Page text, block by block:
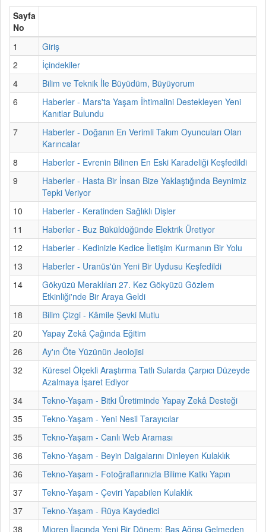
Sayfa
No
1
Giriş
2
İçindekiler
4
Bilim ve Teknik İle Büyüdüm, Büyüyorum
6
Haberler - Mars'ta Yaşam İhtimalini Destekleyen Yeni
Kanıtlar Bulundu
7
Haberler - Doğanın En Verimli Takım Oyuncuları Olan
Karıncalar
8
Haberler - Evrenin Bilinen En Eski Karadeliği Keşfedildi
9
Haberler - Hasta Bir İnsan Bize Yaklaştığında Beynimiz
Tepki Veriyor
10
Haberler - Keratinden Sağlıklı Dişler
11
Haberler - Buz Büküldüğünde Elektrik Üretiyor
12
Haberler - Kedinizle Kedice İletişim Kurmanın Bir Yolu
13
Haberler - Uranüs'ün Yeni Bir Uydusu Keşfedildi
14
Gökyüzü Meraklıları 27. Kez Gökyüzü Gözlem
Etkinliği'nde Bir Araya Geldi
18
Bilim Çizgi - Kâmile Şevki Mutlu
20
Yapay Zekâ Çağında Eğitim
26
Ay'ın Öte Yüzünün Jeolojisi
32
Küresel Ölçekli Araştırma Tatlı Sularda Çarpıcı Düzeyde
Azalmaya İşaret Ediyor
34
Tekno-Yaşam - Bitki Üretiminde Yapay Zekâ Desteği
35
Tekno-Yaşam - Yeni Nesil Tarayıcılar
35
Tekno-Yaşam - Canlı Web Araması
36
Tekno-Yaşam - Beyin Dalgalarını Dinleyen Kulaklık
36
Tekno-Yaşam - Fotoğraflarınızla Bilime Katkı Yapın
37
Tekno-Yaşam - Çeviri Yapabilen Kulaklık
37
Tekno-Yaşam - Rüya Kaydedici
38
Migren İlacında Yeni Bir Dönem: Baş Ağrısı Gelmeden